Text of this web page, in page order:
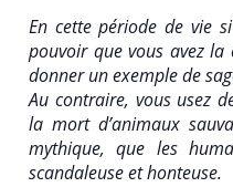
En cette période de vie
pouvoir que vous avez la
donner un exemple de
Au contraire, vous usez
la mort d’animaux
mythique, que les
scandaleuse et honteuse.